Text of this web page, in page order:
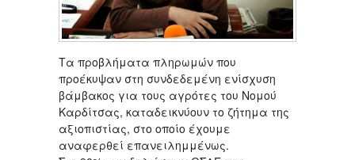
Τα προβλήματα πληρωμών που
προέκυψαν στη συνδεδεμένη ενίσχυση
βάμβακος για τους αγρότες του Νομού
Καρδίτσας, καταδεικνύουν το ζήτημα της
αξιοπιστίας, στο οποίο έχουμε
αναφερθεί επανειλημμένως.